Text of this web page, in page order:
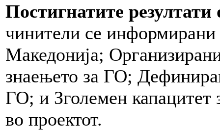
Постигнатите
чинители се информирани
Македонија;
знаењето за ГО;
ГО; и Зголемен капацитет
во проектот.